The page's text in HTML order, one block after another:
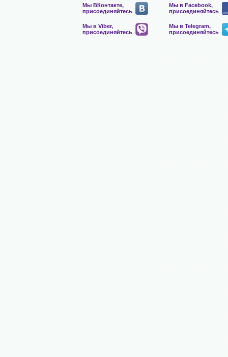
Мы ВКонтакте,
присоединяйтесь
Мы в Facebook,
присоединяйтесь
Мы в Viber,
присоединяйтесь
Мы в Telegram,
присоединяйтесь